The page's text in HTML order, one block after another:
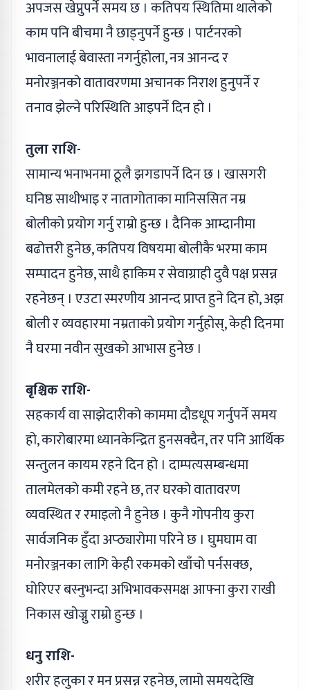
अपजस खेप्नुपर्ने समय छ । कतिपय स्थितिमा थालेको
काम पनि बीचमा नै छाड्नुपर्ने हुन्छ । पार्टनरको
भावनालाई बेवास्ता नगर्नुहोला, नत्र आनन्द र
मनोरञ्जनको वातावरणमा अचानक निराश हुनुपर्ने र
तनाव झेल्ने परिस्थिति आइपर्ने दिन हो ।
तुला राशि-
सामान्य भनाभनमा ठूलै झगडापर्ने दिन छ । खासगरी
घनिष्ठ साथीभाइ र नातागोताका मानिससित नम्र
बोलीको प्रयोग गर्नु राम्रो हुन्छ । दैनिक आम्दानीमा
बढोत्तरी हुनेछ, कतिपय विषयमा बोलीकै भरमा काम
सम्पादन हुनेछ, साथै हाकिम र सेवाग्राही दुवै पक्ष प्रसन्न
रहनेछन् । एउटा स्मरणीय आनन्द प्राप्त हुने दिन हो, अझ
बोली र व्यवहारमा नम्रताको प्रयोग गर्नुहोस्, केही दिनमा
नै घरमा नवीन सुखको आभास हुनेछ ।
बृश्चिक राशि-
सहकार्य वा साझेदारीको काममा दौडधूप गर्नुपर्ने समय
हो, कारोबारमा ध्यानकेन्द्रित हुनसक्दैन, तर पनि आर्थिक
सन्तुलन कायम रहने दिन हो । दाम्पत्यसम्बन्धमा
तालमेलको कमी रहने छ, तर घरको वातावरण
व्यवस्थित र रमाइलो नै हुनेछ । कुनै गोपनीय कुरा
सार्वजनिक हुँदा अप्ठ्यारोमा परिने छ । घुमघाम वा
मनोरञ्जनका लागि केही रकमको खाँचो पर्नसक्छ,
घोरिएर बस्नुभन्दा अभिभावकसमक्ष आफ्ना कुरा राखी
निकास खोज्नु राम्रो हुन्छ ।
धनु राशि-
शरीर हलुका र मन प्रसन्न रहनेछ, लामो समयदेखि